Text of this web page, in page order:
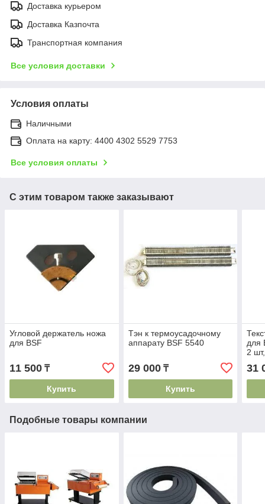
Доставка курьером
Доставка Казпочта
Транспортная компания
Все условия доставки
Условия оплаты
Наличными
Оплата на карту: 4400 4302 5529 7753
Все условия оплаты
С этим товаром также заказывают
Угловой держатель ножа
для BSF
11 500 ₸
Купить
Тэн к термоусадочному
аппарату BSF 5540
29 000₸
Купить
для
2
31
Подобные товары компании